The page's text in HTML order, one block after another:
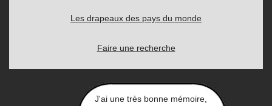
Les drapeaux des pays du monde
Faire une recherche
J'ai une très bonne mémoire,